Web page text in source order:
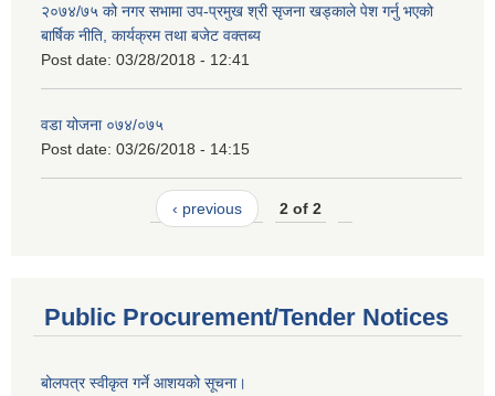
२०७४/७५ को नगर सभामा उप-प्रमुख श्री सृजना खड्काले पेश गर्नु भएको
बार्षिक नीति, कार्यक्रम तथा बजेट वक्तब्य
Post date: 03/28/2018 - 12:41
वडा योजना ०७४/०७५
Post date: 03/26/2018 - 14:15
‹ previous 2 of 2
Public Procurement/Tender Notices
बोलपत्र स्वीकृत गर्ने आशयको सूचना।